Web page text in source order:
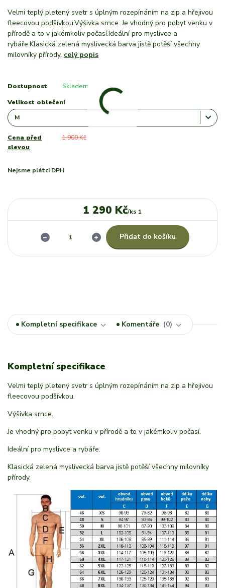
Velmi teplý pletený svetr s úplným rozepínáním na zip a hřejivou
fleecovou podšívkou.Výšivka srnce. Je vhodný pro pobyt venku v
přírodě a to v jakémkoliv počasí.Ideální pro myslivce a
rybáře.Klasická zelená myslivecká barva jistě potěší všechny
milovníky přírody. celý popis
Dostupnost Skladem
Velikost oblečení
Cena před
slevou
1 900 Kč
Nejsme plátci DPH
1 290 Kč/ks 1
Přidat do košíku
Kompletní specifikace Komentáře 0
Kompletní specifikace
Velmi teplý pletený svetr s úplným rozepínáním na zip a hřejivou
fleecovou podšívkou.
Výšivka srnce.
Je vhodný pro pobyt venku v přírodě a to v jakémkoliv počasí.
Ideální pro myslivce a rybáře.
Klasická zelená myslivecká barva jistě potěší všechny milovníky
přírody.